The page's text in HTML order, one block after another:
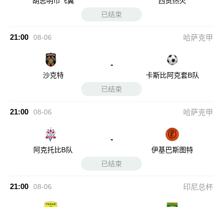
已结束
21:00 08-06 哈萨克甲
沙克特
-
卡斯比阿克套B队
已结束
21:00 08-06 哈萨克甲
阿克托比B队
-
伊基巴斯图特
已结束
21:00 08-06 印尼总杯